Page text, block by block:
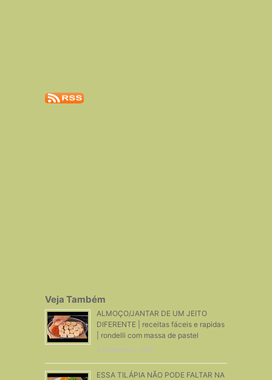
Veja Também
ALMOÇO/JANTAR DE UM JEITO
DIFERENTE | receitas fáceis e rapidas
| rondelli com massa de pastel
2 Dezembro, 2021
ESSA TILÁPIA NÃO PODE FALTAR NA